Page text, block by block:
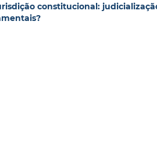
constitucional: